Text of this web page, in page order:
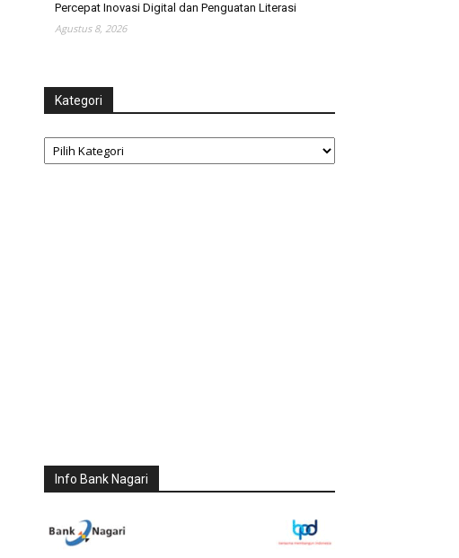
Percepat Inovasi Digital dan Penguatan Literasi
Agustus 8, 2026
Kategori
Kategori
Info Bank Nagari